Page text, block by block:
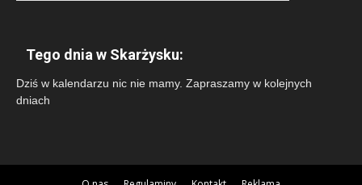
Tego dnia w Skarżysku:
Dziś w kalendarzu nic nie mamy. Zapraszamy w kolejnych
dniach